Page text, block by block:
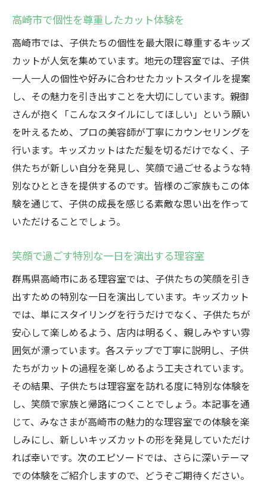
高崎市で個性を尊重したカット体験を
高崎市では、子供たちの個性を最大限に尊重するキッズ
カットが人気を集めています。地元の理容室では、子供
一人一人の個性や好みに合わせたカットスタイルを提案
し、その魅力を引き出すことを大切にしています。親御
さんが抱く「こんなスタイルにしてほしい」という願い
を叶えるため、プロの美容師が丁寧にカウンセリングを
行います。キッズカットはただ髪を切るだけでなく、子
供たちが新しい自分を発見し、笑顔で過ごせるような特
別なひとときを提供するのです。皆様のご家族もこの体
験を通じて、子供の成長を感じる素敵な思い出を作って
いただけることでしょう。
笑顔で過ごす特別な一日を演出する理容室
群馬県高崎市にある理容室では、子供たちの笑顔を引き
出すための特別な一日を演出しています。キッズカット
では、単にスタイリングを行うだけでなく、子供たちが
安心して楽しめるよう、店内は明るく、親しみやすい雰
囲気が漂っています。各ステップで丁寧に説明し、子供
たちがカットの過程を楽しめるよう工夫されています。
その結果、子供たちは理容室を訪れる度に特別な体験を
し、笑顔で家族と帰路につくことでしょう。本記事を通
じて、みなさまが高崎市の魅力的な理容室での体験を楽
しみにし、新しいキッズカットの形を発見していただけ
れば幸いです。次のエピソードでは、さらに深いテーマ
での体験をご紹介しますので、どうぞご期待ください。